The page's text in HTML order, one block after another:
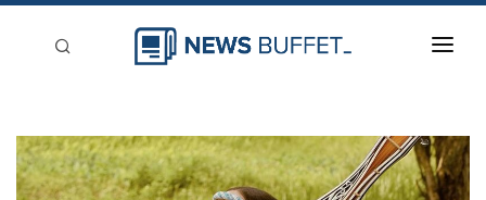
新聞稿分類
登入